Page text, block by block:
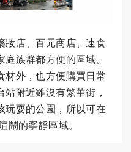
妝店、百元商店、速食
族群都方便的區域。
材外，也方便購買日常
附近雖沒有繁華街，
玩耍的公園，所以可在
鬧的寧靜區域。